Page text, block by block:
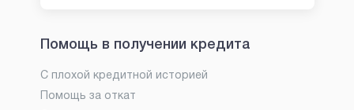
Помощь в получении кредита
С плохой кредитной историей
Помощь за откат